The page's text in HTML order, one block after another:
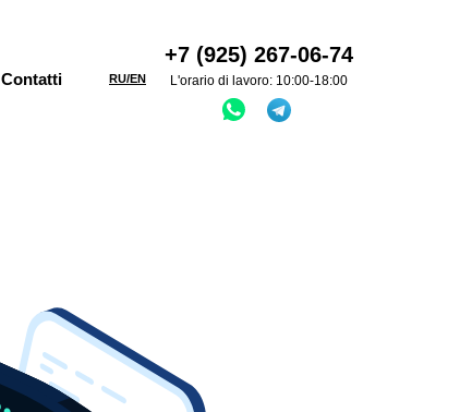
Contatti
+7 (925) 267-06-74
L'orario di lavoro: 10:00-18:00
RU/EN